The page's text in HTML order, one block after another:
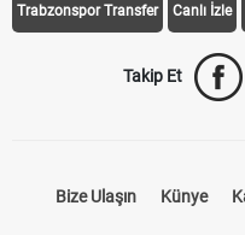
Trabzonspor Transfer Canlı İzle
Takip Et
Bize Ulaşın Künye